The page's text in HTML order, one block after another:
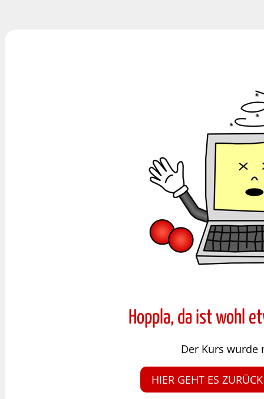
Hoppla, da ist wohl
Der Kurs wurde
HIER GEHT ES